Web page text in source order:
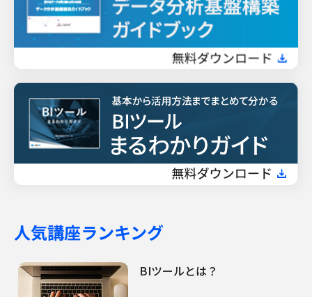
人気講座ランキング
BIツールとは？